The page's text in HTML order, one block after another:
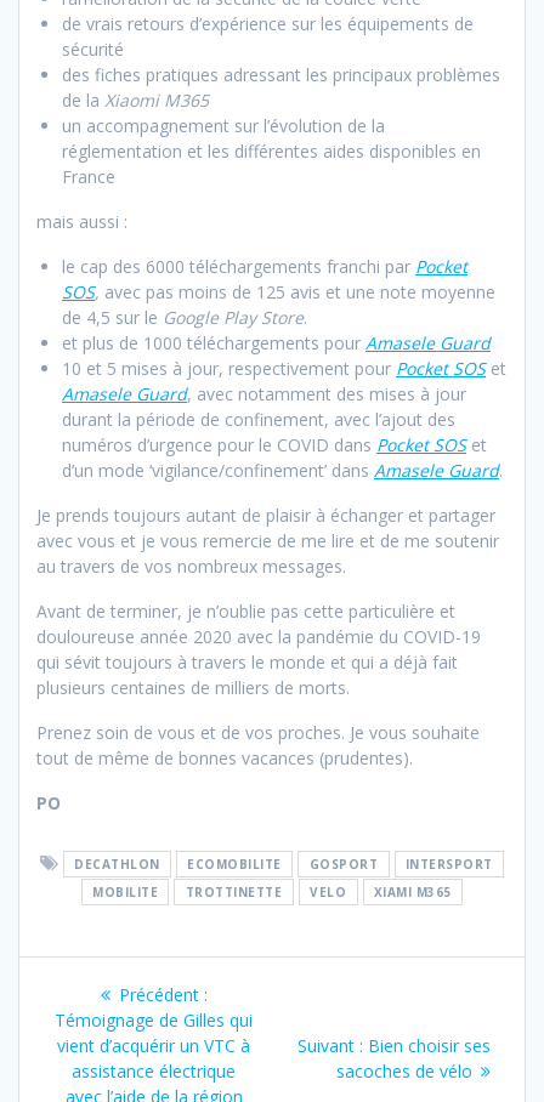
de vrais retours d’expérience sur les équipements de
sécurité
des fiches pratiques adressant les principaux problèmes
de la Xiaomi M365
un accompagnement sur l’évolution de la
réglementation et les différentes aides disponibles en
France
mais aussi :
le cap des 6000 téléchargements franchi par Pocket
SOS, avec pas moins de 125 avis et une note moyenne
de 4,5 sur le Google Play Store.
et plus de 1000 téléchargements pour Amasele Guard
10 et 5 mises à jour, respectivement pour Pocket SOSet
Amasele Guard, avec notamment des mises à jour
durant la période de confinement, avec l’ajout des
numéros d’urgence pour le COVID dans Pocket SOSet
d’un mode ‘vigilance/confinement’ dans Amasele Guard.
Je prends toujours autant de plaisir à échanger et partager
avec vous et je vous remercie de me lire et de me soutenir
au travers de vos nombreux messages.
Avant de terminer, je n’oublie pas cette particulière et
douloureuse année 2020 avec la pandémie du COVID-19
qui sévit toujours à travers le monde et qui a déjà fait
plusieurs centaines de milliers de morts.
Prenez soin de vous et de vos proches. Je vous souhaite
tout de même de bonnes vacances (prudentes).
PO
DECATHLON ECOMOBILITE GOSPORT
INTERSPORT
MOBILITE
TROTTINETTE VELO XIAMI M365
Navigation
de
l’article
Précédent :Article
précédent
:
Témoignage de Gilles qui
vient d’acquérir un VTC à
assistance électrique
avec l’aide de la région
Suivant : Article
suivant
Bien choisir ses
sacoches de vélo